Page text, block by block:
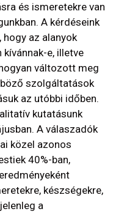
és ismeretekre van
A kérdéseink
az alanyok
e, illetve
változott meg
szolgáltatások
az utóbbi időben.
kutatásunk
A válaszadók
közel azonos
40%-ban,
készségekre,
a